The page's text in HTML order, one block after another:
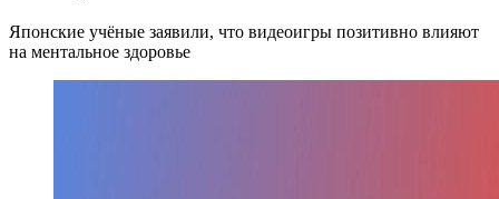
Японские учёные заявили, что видеоигры позитивно влияют
на ментальное здоровье